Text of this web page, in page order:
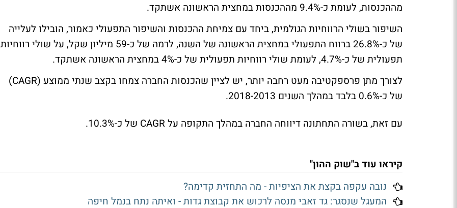
מההכנסות, לעומת כ-9.4% מההכנסות במחצית הראשונה אשתקד.
השיפור בשולי הרווחיות הגולמית, ביחד עם צמיחת ההכנסות והשיפור התפעולי כאמור, הובילו לעלייה
של כ-26.8% ברווח התפעולי במחצית הראשונה של השנה, לרמה של כ-59 מיליון שקל, על שולי רווחיות
תפעולית של כ-4.7%, לעומת שולי רווחיות תפעולית של כ-4% במחצית הראשונה אשתקד.
לצורך מתן פרספקטיבה מעט רחבה יותר, יש לציין שהכנסות החברה צמחו בקצב שנתי ממוצע (CAGR)
של כ-0.6% בלבד במהלך השנים 2018-2013.
עם זאת, בשורה התחתונה דיווחה החברה במהלך התקופה על CAGR של כ-10.3%.
קיראו עוד ב"שוק ההון"
נובה עקפה בקצת את הציפיות - מה התחזית קדימה?
המעגל שנסגר: גד זאבי מנסה לרכוש את קבוצת גדות - ואיתה נתח בנמל חיפה